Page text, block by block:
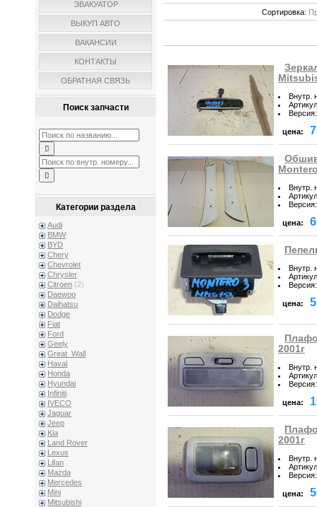
ЭВАКУАТОР
ВЫКУП АВТО
ВАКАНСИИ
КОНТАКТЫ
ОБРАТНАЯ СВЯЗЬ
Поиск запчасти
Категории раздела
Audi
BMW
BYD
Chery
Chevrolet
Chrysler
Citroen (2)
Daewoo
Daihatsu
Dodge
Fiat
Ford
Geely
Great_Wall
Haval
Honda
Hyundai
Infiniti
IVECO
Jaguar
Jeep
Kia
Land Rover
Lexus
Lifan
Mazda
Mercedes
Mini
Mitsubishi
Сортировка:
Внутр.
Артикул
Версия:
цена:
Внутр.
Артикул
Версия:
цена:
Внутр.
Артикул
Версия:
цена:
2001г
Внутр.
Артикул
Версия:
цена:
2001г
Внутр.
Артикул
Версия:
цена: